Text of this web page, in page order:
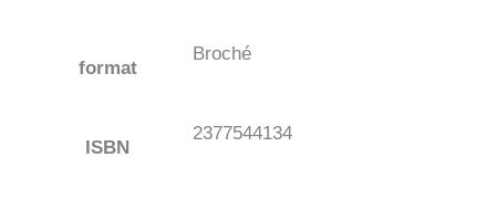
format
Broché
ISBN
2377544134